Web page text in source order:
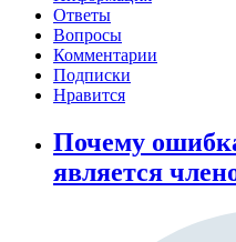
Ответы
Вопросы
Комментарии
Подписки
Нравится
Почему
является